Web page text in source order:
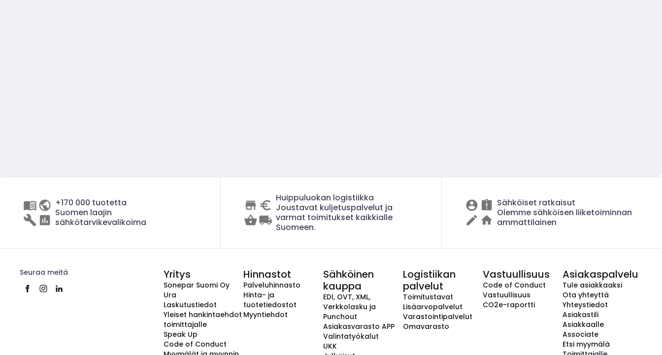
+170 000 tuotetta
Suomen laajin
sähkötarvikevalikoima
Huippuluokan logistiikka
Joustavat kuljetuspalvelut ja
varmat toimitukset kaikkialle
Suomeen.
Sähköiset ratkaisut
Olemme sähköisen liiketoiminnan
ammattilainen
Seuraa meitä Yritys
Sonepar Suomi Oy
Ura
Laskutustiedot
Yleiset hankintaehdot
toimittajalle
Speak Up
Code of Conduct
Hinnastot
Palveluhinnasto
Hinta- ja
tuotetiedostot
Myyntiehdot
Sähköinen
kauppa
EDI, OVT, XML,
Verkkolasku ja
Punchout
Asiakasvarasto APP
Valintatyökalut
UKK
Logistiikan
palvelut
Toimitustavat
Lisäarvopalvelut
Varastointipalvelut
Omavarasto
Vastuullisuus
Code of Conduct
Vastuullisuus
CO2e-raportti
Asiakaspalvelu
Tule asiakkaaksi
Ota yhteyttä
Yhteystiedot
Asiakastili
Asiakkaalle
Associate
Etsi myymälä